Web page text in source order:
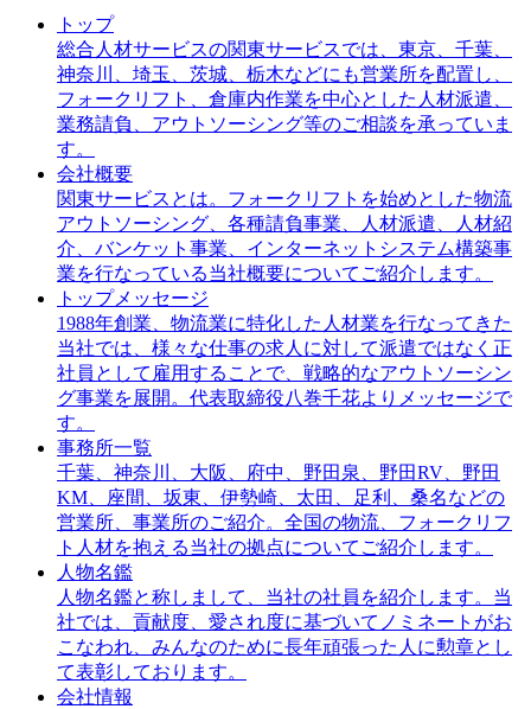
トップ
総合人材サービスの関東サービスでは、東京、千葉、
神奈川、埼玉、茨城、栃木などにも営業所を配置し、
フォークリフト、倉庫内作業を中心とした人材派遣、
業務請負、アウトソーシング等のご相談を承っていま
す。
会社概要
関東サービスとは。フォークリフトを始めとした物流
アウトソーシング、各種請負事業、人材派遣、人材紹
介、バンケット事業、インターネットシステム構築事
業を行なっている当社概要についてご紹介します。
トップメッセージ
1988年創業、物流業に特化した人材業を行なってきた
当社では、様々な仕事の求人に対して派遣ではなく正
社員として雇用することで、戦略的なアウトソーシン
グ事業を展開。代表取締役八巻千花よりメッセージで
す。
事務所一覧
千葉、神奈川、大阪、府中、野田泉、野田RV、野田
KM、座間、坂東、伊勢崎、太田、足利、桑名などの
営業所、事業所のご紹介。全国の物流、フォークリフ
ト人材を抱える当社の拠点についてご紹介します。
人物名鑑
人物名鑑と称しまして、当社の社員を紹介します。当
社では、貢献度、愛され度に基づいてノミネートがお
こなわれ、みんなのために長年頑張った人に勲章とし
て表彰しております。
会社情報